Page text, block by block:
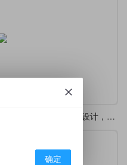
LaTeX 制作的版面样式设计，漂亮的 tcolorbox 盒子
确定